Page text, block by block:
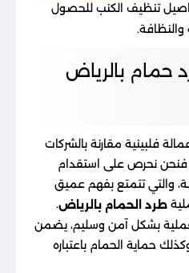
تنظيف الكنب للحصول
والنظافة.
حمام بالرياض
فلبينية مقارنة بالشركات
نحرص على استقدام
والتي تتمتع بفهم عميق
طرد الحمام بالرياض.
بشكل آمن وسليم، يضمن
حماية الحمام باعتباره